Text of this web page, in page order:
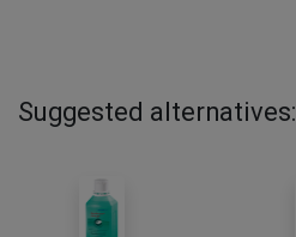
Suggested alternatives: